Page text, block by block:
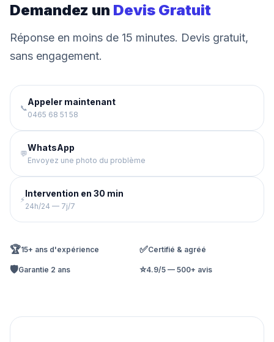
Demandez un Devis Gratuit
Réponse en moins de 15 minutes. Devis gratuit,
sans engagement.
📞
Appeler maintenant
0465 68 51 58
💬
WhatsApp
Envoyez une photo du problème
⚡
Intervention en 30 min
24h/24 — 7j/7
🏆15+ ans d'expérience ✅Certifié & agréé
🛡️Garantie 2 ans ⭐4.9/5 — 500+ avis